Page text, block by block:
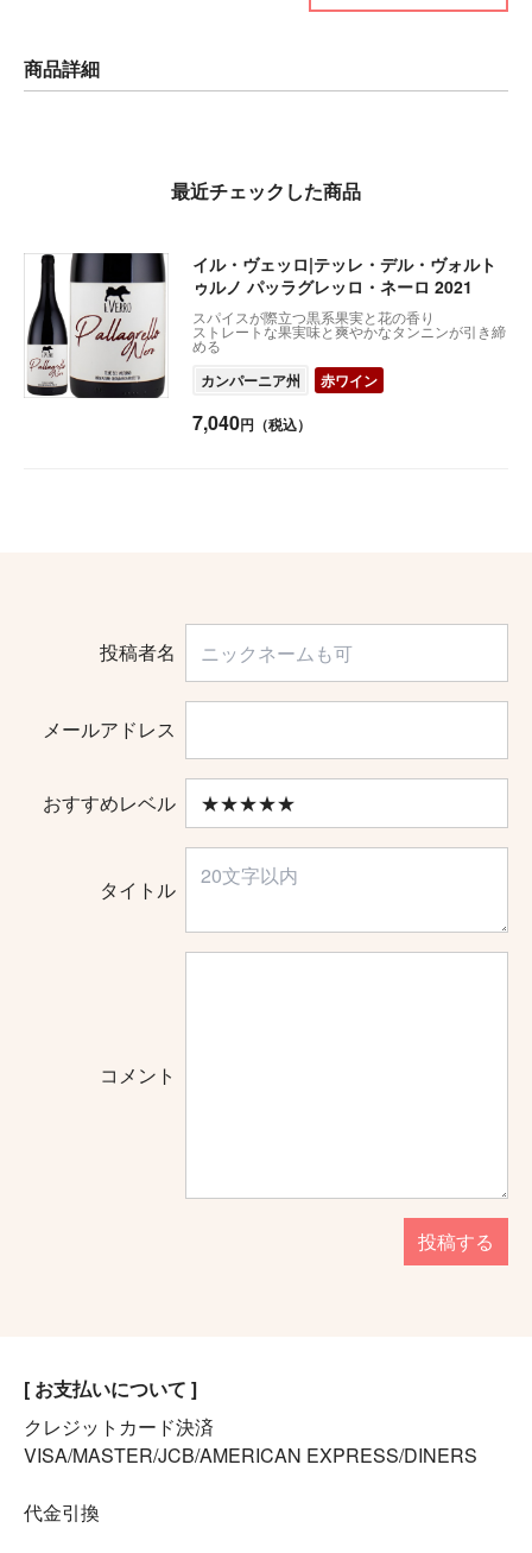
商品詳細
最近チェックした商品
イル・ヴェッロ|テッレ・デル・ヴォルト
ゥルノ パッラグレッロ・ネーロ 2021
スパイスが際立つ黒系果実と花の香り
ストレートな果実味と爽やかなタンニンが引き締
める
カンパーニア州 赤ワイン
7,040円（税込）
投稿者名
メールアドレス
おすすめレベル
タイトル
コメント
投稿する
[ お支払いについて ]
クレジットカード決済
VISA/MASTER/JCB/AMERICAN EXPRESS/DINERS
代金引換